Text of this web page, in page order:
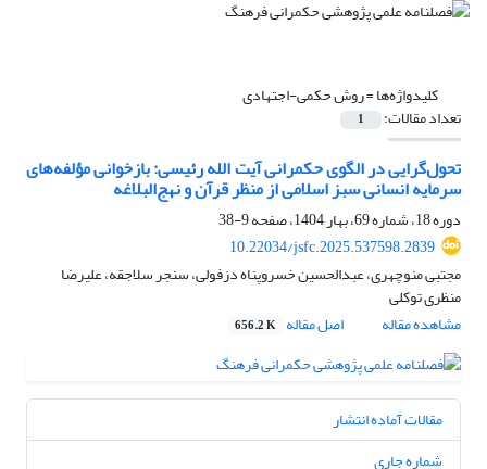
کلیدواژه‌ها =روش حکمی-اجتهادی
تعداد مقالات: 1
تحول‌گرایی در الگوی حکمرانی آیت الله رئیسی: بازخوانی مؤلفه‌های
سرمایه انسانی سبز اسلامی از منظر قرآن و نهج‌البلاغه
دوره 18، شماره 69، بهار 1404، صفحه
9-38
10.22034/jsfc.2025.537598.2839
مجتبی منوچهری، عبدالحسین خسروپناه دزفولی، سنجر سلاجقه، علیرضا
منظری توکلی
مشاهده مقاله
اصل مقاله 656.2 K
مقالات آماده انتشار
شماره جاری